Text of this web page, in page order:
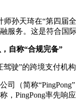
孙天琦在“第四届
服务。这是符合国
自称“合规完备”
”的跨境支付机构
（简称“PingPong”
，PingPong率先响